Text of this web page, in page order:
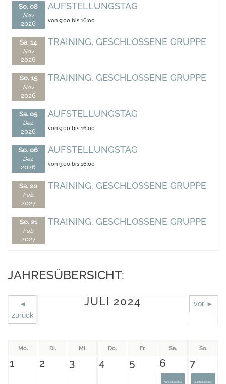
So. 08
Nov.
2026
AUFSTELLUNGSTAG
von 9:00 bis 16:00
Sa. 14
Nov.
2026
TRAINING, GESCHLOSSENE GRUPPE
So. 15
Nov.
2026
TRAINING, GESCHLOSSENE GRUPPE
Sa. 05
Dez.
2026
AUFSTELLUNGSTAG
von 9:00 bis 16:00
So. 06
Dez.
2026
AUFSTELLUNGSTAG
von 9:00 bis 16:00
Sa. 20
Feb.
2027
TRAINING, GESCHLOSSENE GRUPPE
So. 21
Feb.
2027
TRAINING, GESCHLOSSENE GRUPPE
JAHRESÜBERSICHT:
◄
zurück
JULI 2024 vor ►
Mo. Di. Mi. Do. Fr. Sa. So.
1 2 3 4 5 6
Aufstellungstag
7
Aufstellungstag